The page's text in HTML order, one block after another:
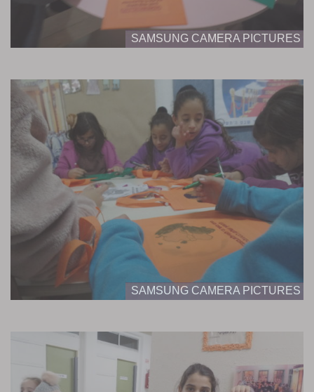
SAMSUNG CAMERA PICTURES
SAMSUNG CAMERA PICTURES